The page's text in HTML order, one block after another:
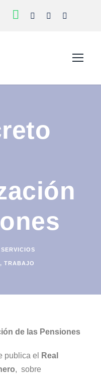
, TRABAJO
de las Pensiones
publica el
Real
, sobre